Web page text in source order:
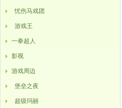
忧伤马戏团
游戏王
一拳超人
影视
游戏周边
堡垒之夜
超级玛丽